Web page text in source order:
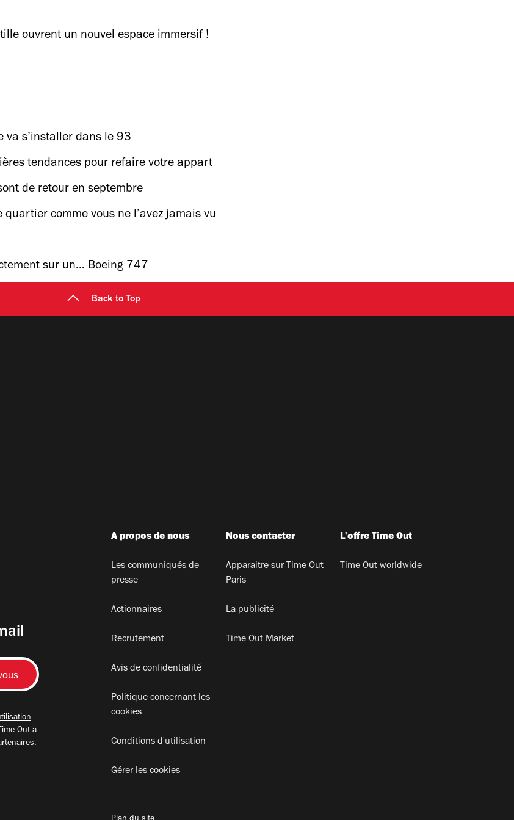
ouvrent un nouvel espace immersif !
va s’installer dans le 93
tendances pour refaire votre appart
de retour en septembre
comme vous ne l’avez jamais vu
sur un… Boeing 747
Back to Top
Out à
A propos de nous
Les communiqués de
presse
Actionnaires
Recrutement
Avis de confidentialité
Politique concernant les
cookies
Conditions d'utilisation
Gérer les cookies
Nous contacter
Apparaitre sur Time Out
Paris
La publicité
Time Out Market
L'offre Time Out
Time Out worldwide